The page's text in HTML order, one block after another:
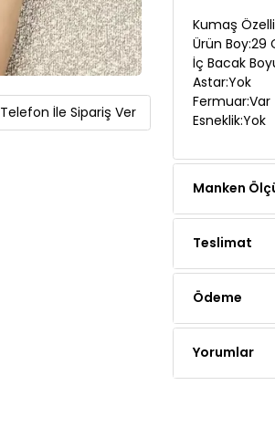
Telefon İle Sipariş Ver
Kumaş
Ürün Boy:29
İç Bacak
Astar:Yok
Fermuar:Var
Esneklik:Yok
Manken
Teslimat
Ödeme
Yorumlar